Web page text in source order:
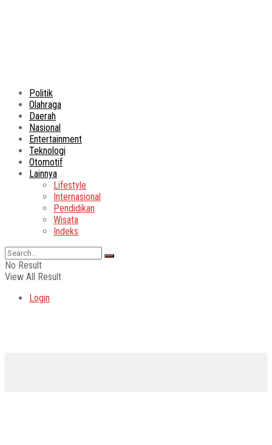
Politik
Olahraga
Daerah
Nasional
Entertainment
Teknologi
Otomotif
Lainnya
Lifestyle
Internasional
Pendidikan
Wisata
Indeks
No Result
View All Result
Login